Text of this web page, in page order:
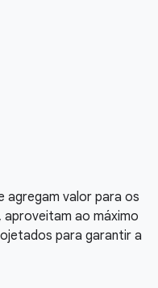
agregam valor para os
aproveitam ao máximo
para garantir a